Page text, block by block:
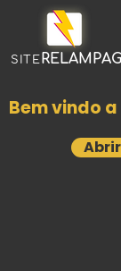
SITE
Bem vindo